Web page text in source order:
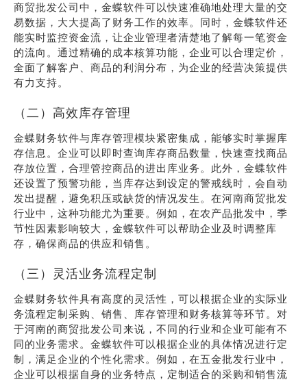
商贸批发公司中，金蝶软件可以快速准确地处理大量的交
易数据，大大提高了财务工作的效率。同时，金蝶软件还
能实时监控资金流，让企业管理者清楚地了解每一笔资金
的流向。通过精确的成本核算功能，企业可以合理定价，
全面了解客户、商品的利润分布，为企业的经营决策提供
有力支持。
（二）高效库存管理
金蝶财务软件与库存管理模块紧密集成，能够实时掌握库
存信息。企业可以即时查询库存商品数量，快速查找商品
存放位置，合理管控商品的进出库业务。此外，金蝶软件
还设置了预警功能，当库存达到设定的警戒线时，会自动
发出提醒，避免积压或缺货的情况发生。在河南商贸批发
行业中，这种功能尤为重要。例如，在农产品批发中，季
节性因素影响较大，金蝶软件可以帮助企业及时调整库
存，确保商品的供应和销售。
（三）灵活业务流程定制
金蝶财务软件具有高度的灵活性，可以根据企业的实际业
务流程定制采购、销售、库存管理和财务核算等环节。对
于河南的商贸批发公司来说，不同的行业和企业可能有不
同的业务需求。金蝶软件可以根据企业的具体情况进行定
制，满足企业的个性化需求。例如，在五金批发行业中，
企业可以根据自身的业务特点，定制适合的采购和销售流